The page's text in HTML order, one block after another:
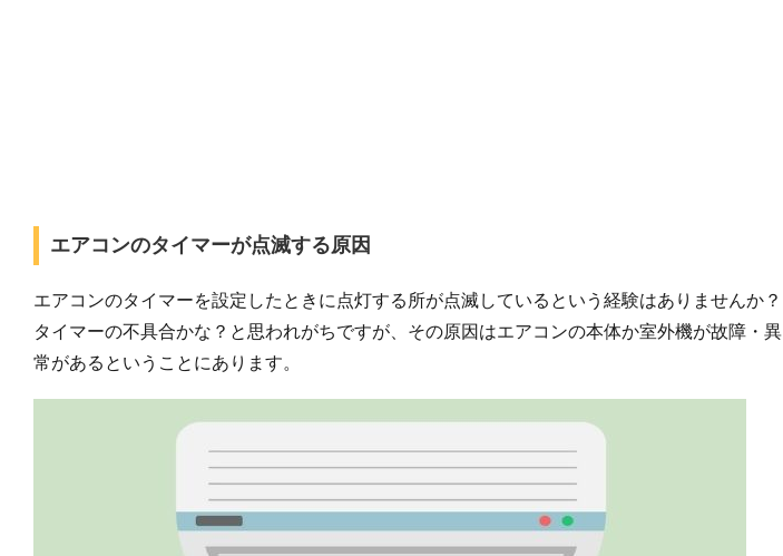
エアコンのタイマーが点滅する原因
エアコンのタイマーを設定したときに点灯する所が点滅しているという経験はありませんか？
タイマーの不具合かな？と思われがちですが、その原因はエアコンの本体か室外機が故障・異
常があるということにあります。